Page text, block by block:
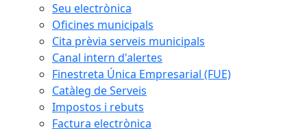
Seu electrònica
Oficines municipals
Cita prèvia serveis municipals
Canal intern d'alertes
Finestreta Única Empresarial (FUE)
Catàleg de Serveis
Impostos i rebuts
Factura electrònica